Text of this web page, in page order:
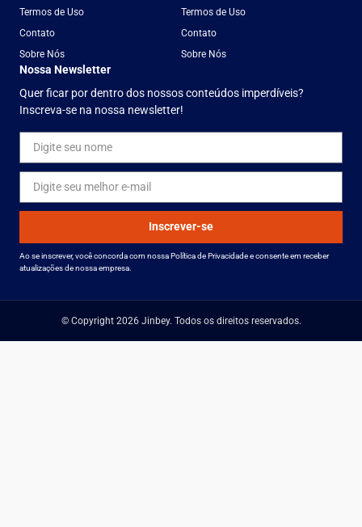
Termos de Uso
Contato
Sobre Nós
Termos de Uso
Contato
Sobre Nós
Nossa Newsletter
Quer ficar por dentro dos nossos conteúdos imperdíveis?
Inscreva-se na nossa newsletter!
Inscrever-se
Ao se inscrever, você concorda com nossa Política de Privacidade e consente em receber
atualizações de nossa empresa.
© Copyright 2026 Jinbey. Todos os direitos reservados.